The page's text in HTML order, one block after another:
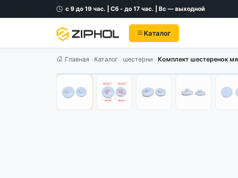
с 9 до 19 час. | Сб - до 17 час. | Вс — выходной
Каталог
Главная Каталог шестерни Комплект шестеренок